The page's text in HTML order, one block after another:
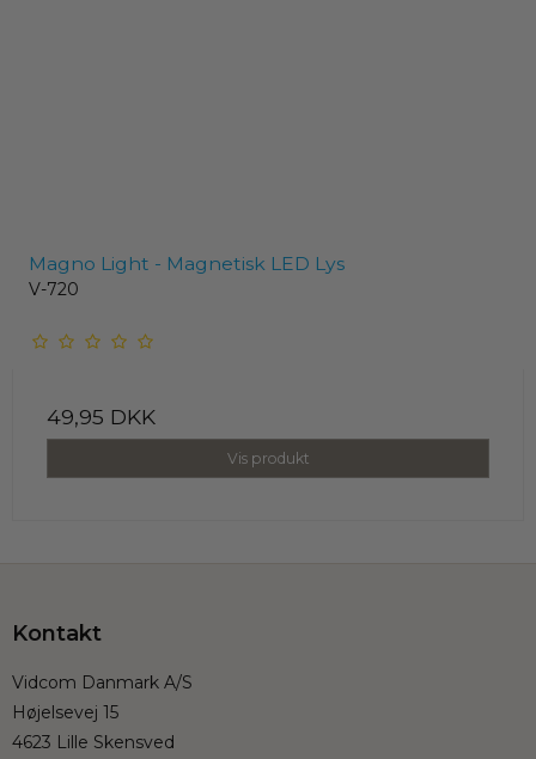
Magno Light - Magnetisk LED Lys
V-720
49,95 DKK
Vis produkt
Kontakt
Vidcom Danmark A/S
Højelsevej 15
4623 Lille Skensved